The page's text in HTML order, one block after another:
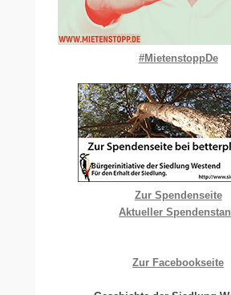
#MietenstoppDe
Zur Spendenseite
Aktueller
Zur Facebookseite